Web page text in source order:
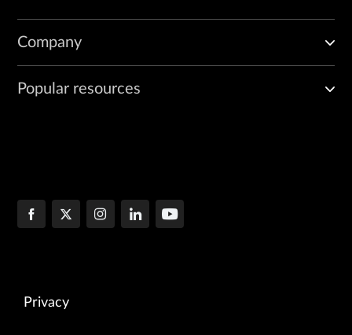
Company
Popular resources
Privacy